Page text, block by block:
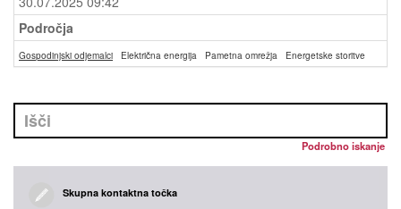
Področja
Gospodinjski odjemalci Električna energija Pametna omrežja Energetske storitve
Podrobno iskanje
Skupna kontaktna točka